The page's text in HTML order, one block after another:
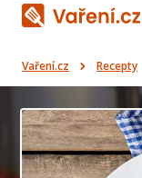
Vaření.cz Recepty